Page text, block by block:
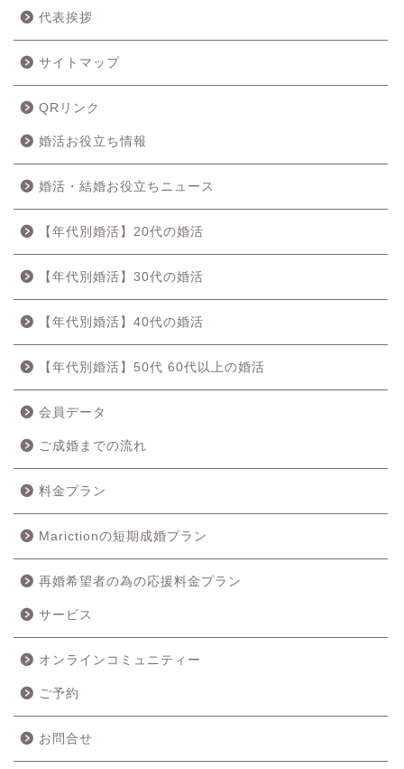
代表挨拶
サイトマップ
QRリンク
婚活お役立ち情報
婚活・結婚お役立ちニュース
【年代別婚活】20代の婚活
【年代別婚活】30代の婚活
【年代別婚活】40代の婚活
【年代別婚活】50代 60代以上の婚活
会員データ
ご成婚までの流れ
料金プラン
Marictionの短期成婚プラン
再婚希望者の為の応援料金プラン
サービス
オンラインコミュニティー
ご予約
お問合せ